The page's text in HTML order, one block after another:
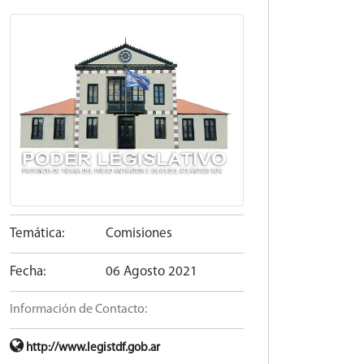
Temática: Comisiones
Fecha: 06 Agosto 2021
Información de Contacto:
http://www.legistdf.gob.ar